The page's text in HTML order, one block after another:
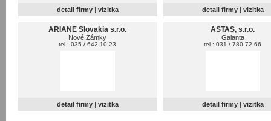
detail firmy | vizitka detail firmy | vizitka
ARIANE Slovakia s.r.o.
Nové Zámky
tel.: 035 / 642 10 23
detail firmy | vizitka
ASTAS, s.r.o.
Galanta
tel.: 031 / 780 72 66
detail firmy | vizitka